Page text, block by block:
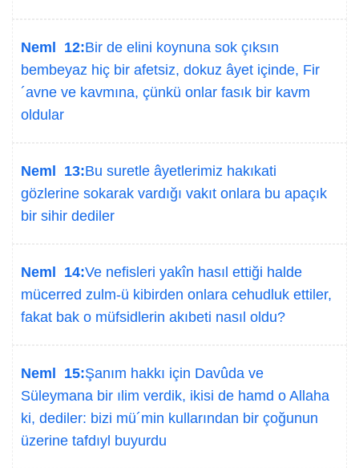
Neml 12:Bir de elini koynuna sok çıksın
bembeyaz hiç bir afetsiz, dokuz âyet içinde, Fir
´avne ve kavmına, çünkü onlar fasık bir kavm
oldular
Neml 13:Bu suretle âyetlerimiz hakıkati
gözlerine sokarak vardığı vakıt onlara bu apaçık
bir sihir dediler
Neml 14:Ve nefisleri yakîn hasıl ettiği halde
mücerred zulm-ü kibirden onlara cehudluk ettiler,
fakat bak o müfsidlerin akıbeti nasıl oldu?
Neml 15:Şanım hakkı için Davûda ve
Süleymana bir ılim verdik, ikisi de hamd o Allaha
ki, dediler: bizi mü´min kullarından bir çoğunun
üzerine tafdıyl buyurdu